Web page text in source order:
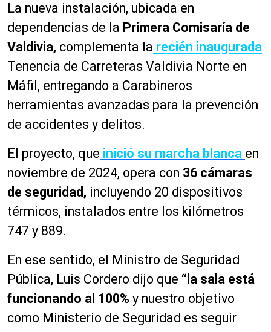
La nueva instalación, ubicada en
dependencias de la Primera Comisaría de
Valdivia, complementa la recién inaugurada
Tenencia de Carreteras Valdivia Norte en
Máfil, entregando a Carabineros
herramientas avanzadas para la prevención
de accidentes y delitos.
El proyecto, que inició su marcha blanca en
noviembre de 2024, opera con 36 cámaras
de seguridad, incluyendo 20 dispositivos
térmicos, instalados entre los kilómetros
747 y 889.
En ese sentido, el Ministro de Seguridad
Pública, Luis Cordero dijo que “la sala está
funcionando al 100% y nuestro objetivo
como Ministerio de Seguridad es seguir